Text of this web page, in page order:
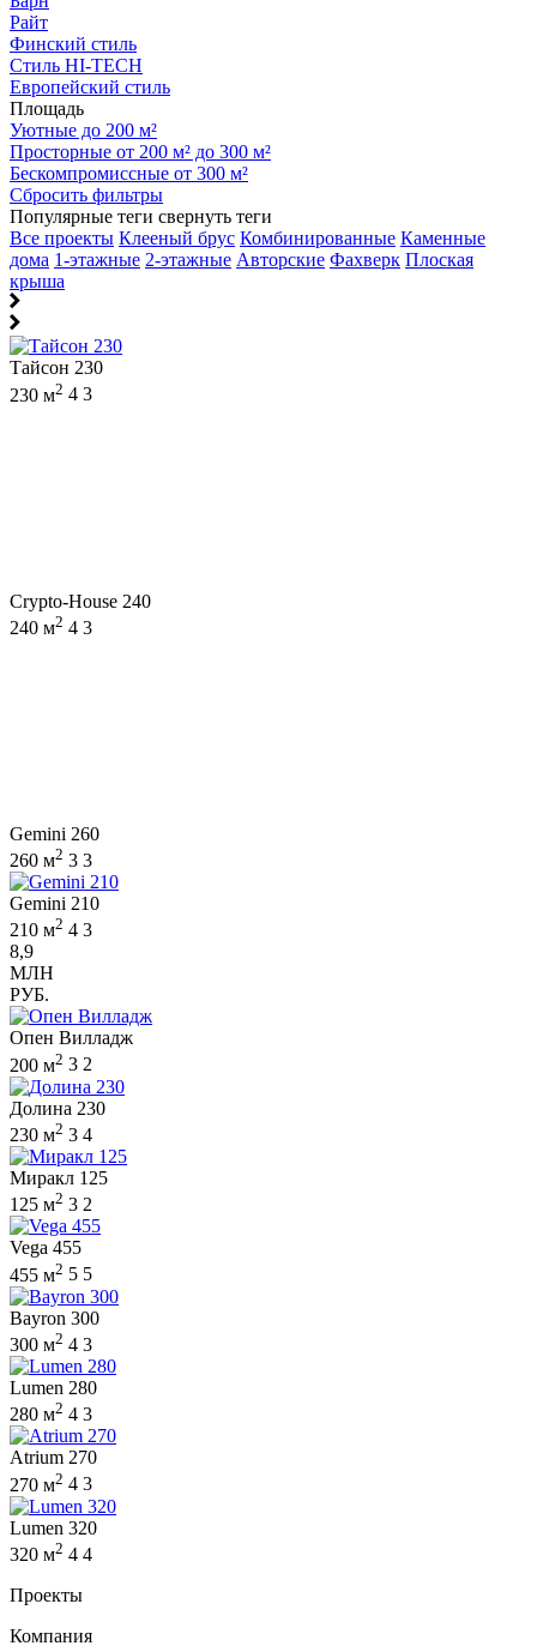
Райт
Финский стиль
Стиль HI-TECH
Европейский стиль
Площадь
Уютные до 200 м²
Просторные от 200 м² до 300 м²
Бескомпромиссные от 300 м²
Сбросить фильтры
Популярные теги свернуть теги
Все проекты Клееный брус Комбинированные Каменные
дома 1-этажные 2-этажные Авторские Фахверк Плоская
крыша
Тайсон 230
230 м2 4 3
Crypto-House 240
240 м2 4 3
Gemini 260
260 м2 3 3
Gemini 210
210 м2 4 3
8,9
МЛН
РУБ.
Опен Вилладж
200 м2 3 2
Долина 230
230 м2 3 4
Миракл 125
125 м2 3 2
Vega 455
455 м2 5 5
Bayron 300
300 м2 4 3
Lumen 280
280 м2 4 3
Atrium 270
270 м2 4 3
Lumen 320
320 м2 4 4
Проекты
Компания